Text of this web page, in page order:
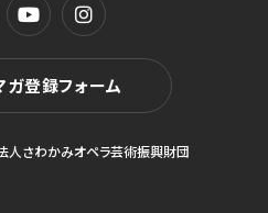
ガ登録フォーム
さわかみオペラ芸術振興財団